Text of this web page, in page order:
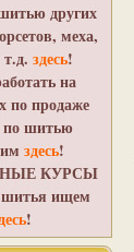
других
меха,
здесь!
на
по продаже
по шитью
здесь!
КУРСЫ
ищем
!